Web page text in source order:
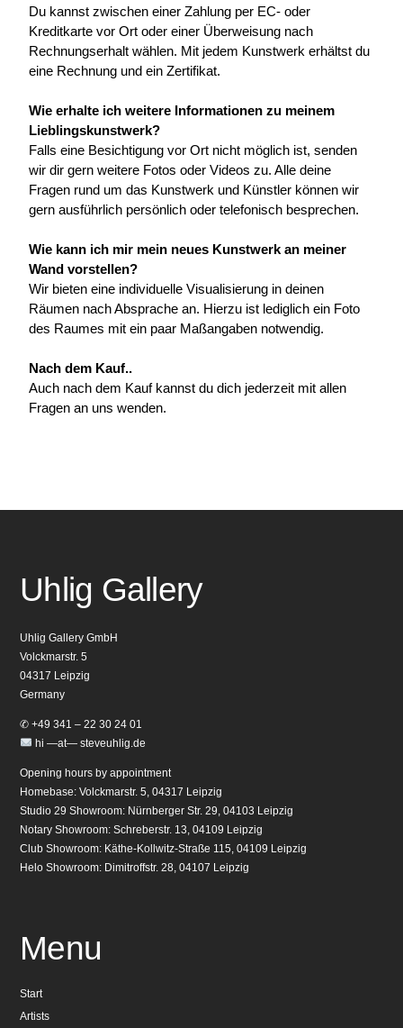
Du kannst zwischen einer Zahlung per EC- oder
Kreditkarte vor Ort oder einer Überweisung nach
Rechnungserhalt wählen. Mit jedem Kunstwerk erhältst du
eine Rechnung und ein Zertifikat.
Wie erhalte ich weitere Informationen zu meinem
Lieblingskunstwerk?
Falls eine Besichtigung vor Ort nicht möglich ist, senden
wir dir gern weitere Fotos oder Videos zu. Alle deine
Fragen rund um das Kunstwerk und Künstler können wir
gern ausführlich persönlich oder telefonisch besprechen.
Wie kann ich mir mein neues Kunstwerk an meiner
Wand vorstellen?
Wir bieten eine individuelle Visualisierung in deinen
Räumen nach Absprache an. Hierzu ist lediglich ein Foto
des Raumes mit ein paar Maßangaben notwendig.
Nach dem Kauf..
Auch nach dem Kauf kannst du dich jederzeit mit allen
Fragen an uns wenden.
Uhlig Gallery
Uhlig Gallery GmbH
Volckmarstr. 5
04317 Leipzig
Germany
✆ +49 341 – 22 30 24 01
hi —at— steveuhlig.de
Opening hours by appointment
Homebase: Volckmarstr. 5, 04317 Leipzig
Studio 29 Showroom: Nürnberger Str. 29, 04103 Leipzig
Notary Showroom: Schreberstr. 13, 04109 Leipzig
Club Showroom: Käthe-Kollwitz-Straße 115, 04109 Leipzig
Helo Showroom: Dimitroffstr. 28, 04107 Leipzig
Menu
Start
Artists